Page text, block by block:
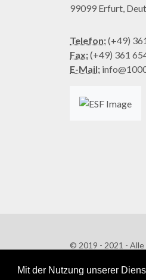
Mit der Nutzung unserer
99099 Erfurt,
Telefon:(+49)
Fax:(+49) 361
E-Mail:
© 2019 - 2021 -